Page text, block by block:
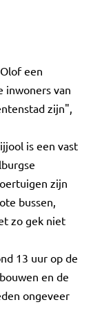
een
inwoners van
zijn",
is een vast
zijn
bussen,
zo gek niet
13 uur op de
en de
ongeveer